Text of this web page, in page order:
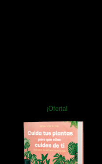
¡Oferta!